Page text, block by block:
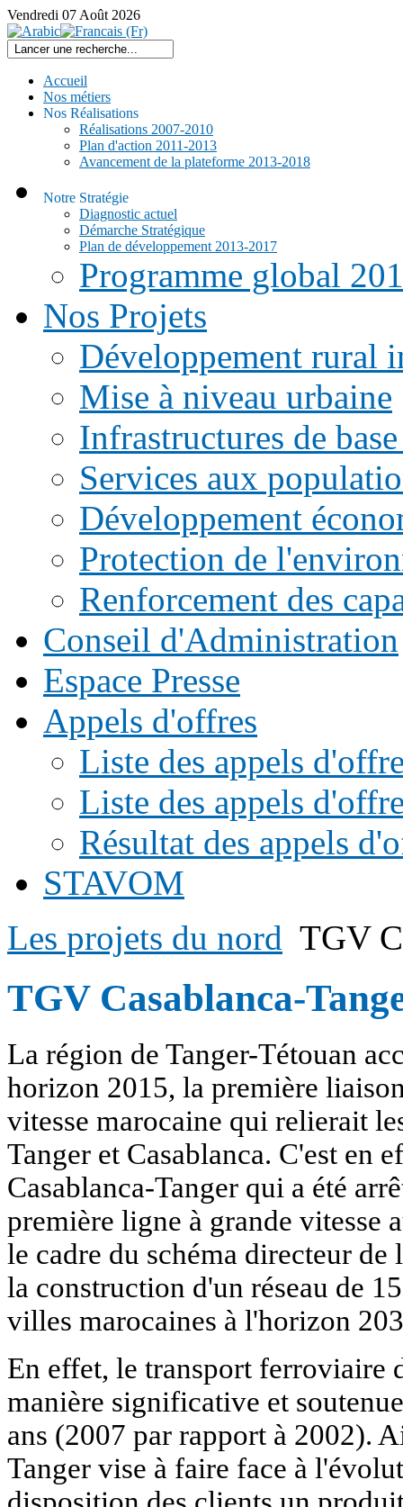
Vendredi 07 Août 2026
Accueil
Nos métiers
Nos Réalisations
Réalisations 2007-2010
Plan d'action 2011-2013
Avancement de la plateforme 2013-2018
Notre Stratégie
Diagnostic actuel
Démarche Stratégique
Plan de développement 2013-2017
Programme global
Nos Projets
Développement rural
Mise à niveau urbaine
Infrastructures de
Services aux
Développement
Protection de
Renforcement des
Conseil d'Administration
Espace Presse
Appels d'offres
Liste des appels
Liste des appels
Résultat des appels
STAVOM
Les projets du nord TGV
TGV Casablanca-
La région de Tanger-Tétouan
horizon 2015, la première
vitesse marocaine qui relierait
Tanger et Casablanca. C'est en
Casablanca-Tanger qui a été
première ligne à grande vitesse
le cadre du schéma directeur
la construction d'un réseau de
villes marocaines à l'horizon
En effet, le transport ferroviaire
manière significative et
ans (2007 par rapport à 2002).
Tanger vise à faire face à